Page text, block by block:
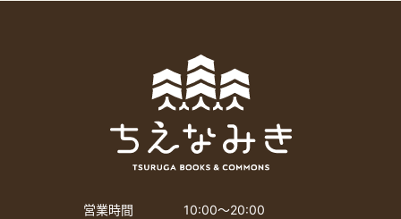
営業時間
10:00〜20:00